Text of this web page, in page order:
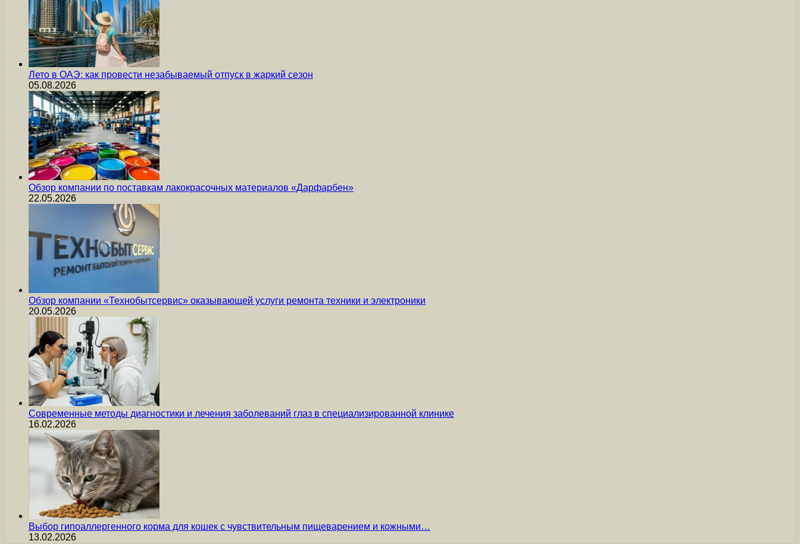
Лето в ОАЭ: как провести незабываемый отпуск в жаркий сезон
05.08.2026
Обзор компании по поставкам лакокрасочных материалов «Дарфарбен»
22.05.2026
Обзор компании «Технобытсервис» оказывающей услуги ремонта техники и электроники
20.05.2026
Современные методы диагностики и лечения заболеваний глаз в специализированной клинике
16.02.2026
Выбор гипоаллергенного корма для кошек с чувствительным пищеварением и кожными…
13.02.2026